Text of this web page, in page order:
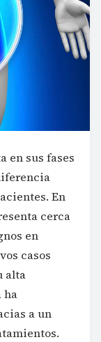
en sus fases
En
cerca
en
casos
alta
ha
a un